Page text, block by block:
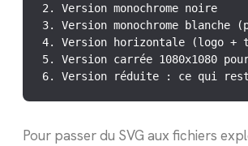
2. Version monochrome noire
3. Version monochrome blanche
4. Version horizontale (logo +
5. Version carrée 1080x1080
6. Version réduite : ce qui
Pour passer du SVG aux fichiers